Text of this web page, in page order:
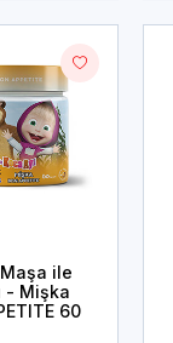
ile
- Mişka
60